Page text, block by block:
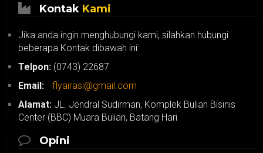
Kontak Kami
Jika anda ingin menghubungi kami, silahkan hubungi
beberapa Kontak dibawah ini:
Telpon: (0743) 22687
Email:
flyairasi@gmail.com
Alamat: JL. Jendral Sudirman, Komplek Bulian Bisinis
Center (BBC) Muara Bulian, Batang Hari
Opini